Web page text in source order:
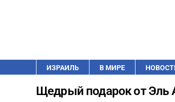
ИЗРАИЛЬ В МИРЕ
Щедрый подарок от Эль